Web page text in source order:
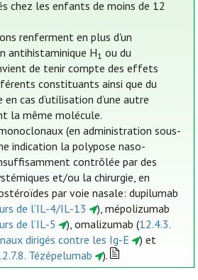
chez les enfants de moins de 12
renferment en plus d'un
antihistaminique H1 ou du
de tenir compte des effets
constituants ainsi que du
en cas d’utilisation d’une autre
la même molécule.
(en administration sous-
indication la polypose naso-
contrôlée par des
et/ou la chirurgie, en
par voie nasale: dupilumab
de l’IL-4/IL-13
), mépolizumab
de l’IL-5 ), omalizumab (12.4.3.
dirigés contre les Ig-E
) et
Tézépelumab ).